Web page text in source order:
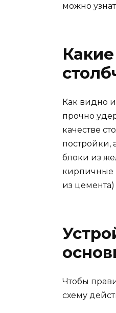
можно
Как видно
прочно
качестве
постройки,
блоки из
кирпичные
из
Чтобы
схему